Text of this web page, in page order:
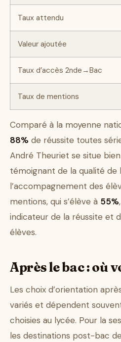
Taux attendu
Valeur ajoutée
Taux d’accès 2nde→Bac
Taux de mentions
Comparé à la moyenne
88% de réussite toutes
André Theuriet se situe
témoignant de la qualité de
l’accompagnement des
mentions, qui s’élève à 55%
indicateur de la réussite et
élèves.
Après le bac : où
Les choix d’orientation
variés et dépendent
choisies au lycée. Pour la
les destinations post-bac